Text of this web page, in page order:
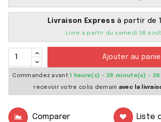
Livraison Express à partir de
Livré à partir du samedi 08 août
Ajouter au
Commandez avant1 heure(s) - 28 minute(s) -
recevoir votre colis demain avec la
Comparer Liste